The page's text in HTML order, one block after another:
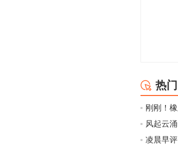
幅扩大
10:43
【行
月玉
热
凌晨早